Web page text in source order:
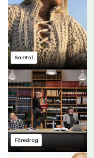
Samtal
Föredrag